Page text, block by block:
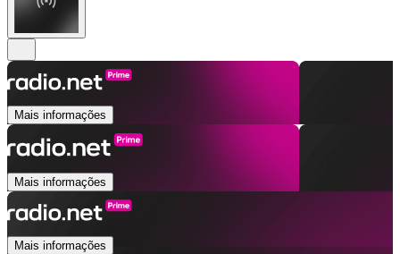
Mais informações
Mais informações
Mais informações